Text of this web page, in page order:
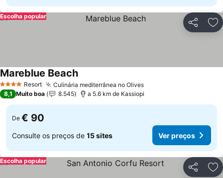
Partilhar
Escolha popular
4 EstrelasResort Culinária mediterrânea no Olives
Mareblue Beach
8,1 Muito boa 8.545 a 5.6 km de Kassiopi
De € 90
Consulte os preços de 15 sites Ver preços
Partilhar
Escolha popular